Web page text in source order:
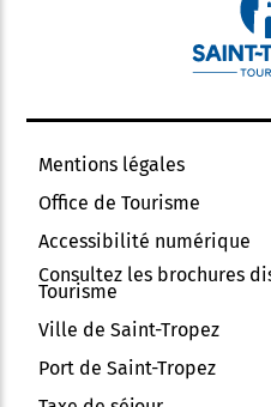
Mentions légales
Office de Tourisme
Accessibilité numérique
Consultez les brochures
Tourisme
Ville de Saint-Tropez
Port de Saint-Tropez